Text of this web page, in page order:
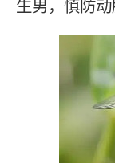
生男，慎防动